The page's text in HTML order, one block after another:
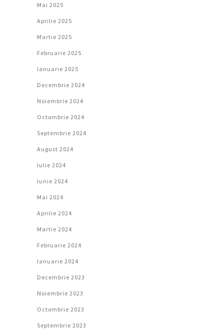
Mai 2025
Aprilie 2025
Martie 2025
Februarie 2025
Ianuarie 2025
Decembrie 2024
Noiembrie 2024
Octombrie 2024
Septembrie 2024
August 2024
Iulie 2024
Iunie 2024
Mai 2024
Aprilie 2024
Martie 2024
Februarie 2024
Ianuarie 2024
Decembrie 2023
Noiembrie 2023
Octombrie 2023
Septembrie 2023